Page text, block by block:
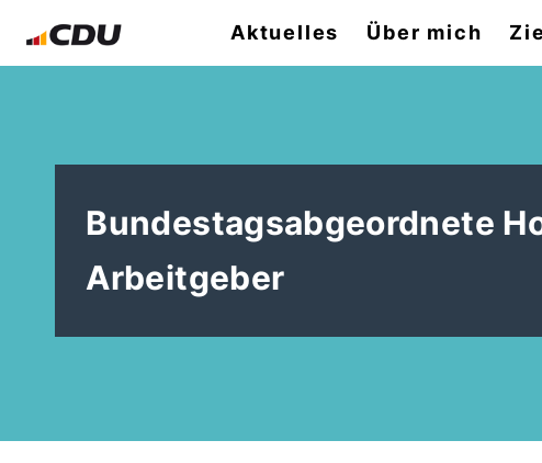
Aktuelles Über mich
Bundestagsabgeordnete
Arbeitgeber